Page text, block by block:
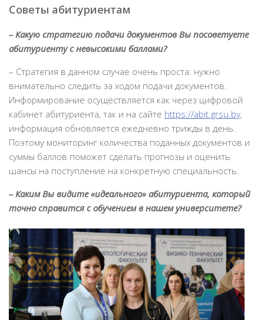
Советы абитуриентам
– Какую стратегию подачи документов Вы посоветуете
абитуриенту с невысокими баллами?
– Стратегия в данном случае очень проста: нужно
внимательно следить за ходом подачи документов.
Информирование осуществляется как через цифровой
кабинет абитуриента, так и на сайте https://abit.grsu.by,
информация обновляется ежедневно трижды в день.
Поэтому мониторинг количества поданных документов и
суммы баллов поможет сделать прогнозы и оценить
шансы на поступление на конкретную специальность.
– Каким Вы видите «идеального» абитуриента, который
точно справится с обучением в нашем университете?